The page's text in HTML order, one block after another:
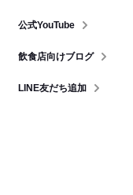
公式YouTube
飲食店向けブログ
LINE友だち追加